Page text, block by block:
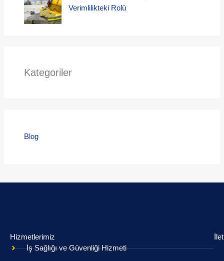
Verimlilikteki Rolü
Kategoriler
Blog
Hizmetlerimiz
İş Sağlığı ve Güvenliği Hizmeti